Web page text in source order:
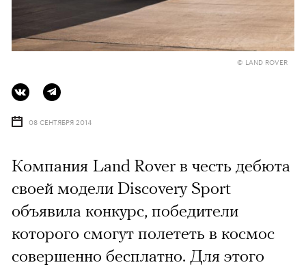
© LAND ROVER
08 СЕНТЯБРЯ 2014
Компания Land Rover в честь дебюта
своей модели Discovery Sport
объявила конкурс, победители
которого смогут полететь в космос
совершенно бесплатно. Для этого